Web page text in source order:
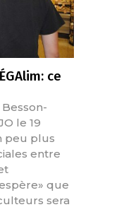
ce
le 19
peu plus
entre
que
sera